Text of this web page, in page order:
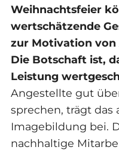
Weihnachtsfeier
wertschätzende
zur Motivation von
Die Botschaft ist,
Leistung
Angestellte gut
sprechen, trägt das
Imagebildung bei.
nachhaltige